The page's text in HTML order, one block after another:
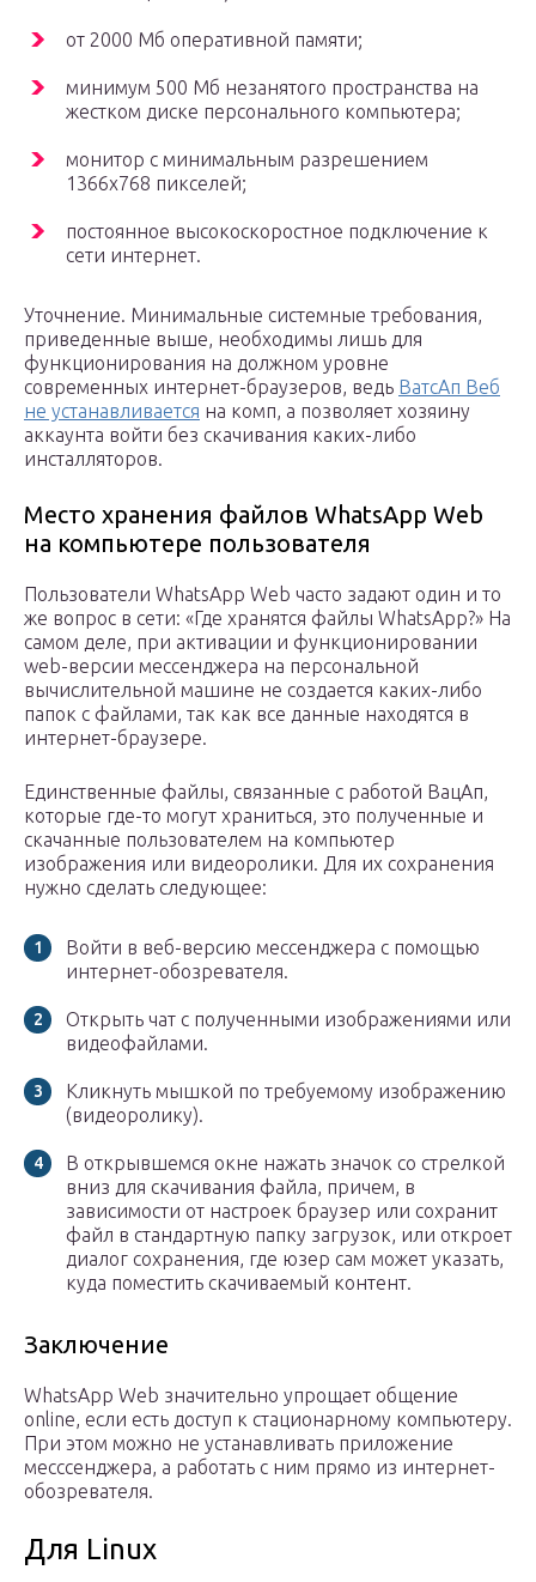
от 2000 Мб оперативной памяти;
минимум 500 Мб незанятого пространства на
жестком диске персонального компьютера;
монитор с минимальным разрешением
1366х768 пикселей;
постоянное высокоскоростное подключение к
сети интернет.
Уточнение. Минимальные системные требования,
приведенные выше, необходимы лишь для
функционирования на должном уровне
современных интернет-браузеров, ведь ВатсАп Веб
не устанавливается на комп, а позволяет хозяину
аккаунта войти без скачивания каких-либо
инсталляторов.
Место хранения файлов WhatsApp Web
на компьютере пользователя
Пользователи WhatsApp Web часто задают один и то
же вопрос в сети: «Где хранятся файлы WhatsApp?» На
самом деле, при активации и функционировании
web-версии мессенджера на персональной
вычислительной машине не создается каких-либо
папок с файлами, так как все данные находятся в
интернет-браузере.
Единственные файлы, связанные с работой ВацАп,
которые где-то могут храниться, это полученные и
скачанные пользователем на компьютер
изображения или видеоролики. Для их сохранения
нужно сделать следующее:
Войти в веб-версию мессенджера с помощью
интернет-обозревателя.
Открыть чат с полученными изображениями или
видеофайлами.
Кликнуть мышкой по требуемому изображению
(видеоролику).
В открывшемся окне нажать значок со стрелкой
вниз для скачивания файла, причем, в
зависимости от настроек браузер или сохранит
файл в стандартную папку загрузок, или откроет
диалог сохранения, где юзер сам может указать,
куда поместить скачиваемый контент.
Заключение
WhatsApp Web значительно упрощает общение
online, если есть доступ к стационарному компьютеру.
При этом можно не устанавливать приложение
месссенджера, а работать с ним прямо из интернет-
обозревателя.
Для Linux